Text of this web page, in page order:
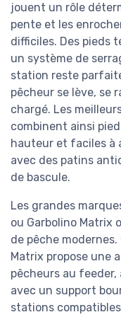
jouent un rôle
pente et les
difficiles. Des pieds
un système de
station reste
pêcheur se lève, se
chargé. Les
combinent ainsi
hauteur et faciles à
avec des patins
de bascule.
Les grandes
ou Garbolino Matrix
de pêche
Matrix propose une
pêcheurs au feeder,
avec un support
stations